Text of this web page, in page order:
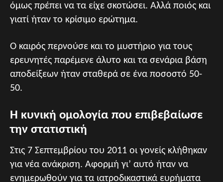
όμως πρέπει να τα είχε σκοτώσει. Αλλά ποιός και
γιατί ήταν το κρίσιμο ερώτημα.
Ο καιρός περνούσε και το μυστήριο για τους
ερευνητές παρέμενε άλυτο και τα σενάρια βάση
αποδείξεων ήταν σταθερά σε ένα ποσοστό 50-
50.
Η κυνική ομολογία που επιβεβαίωσε
την στατιστική
Στις 7 Σεπτεμβρίου του 2011 οι γονείς κλήθηκαν
για νέα ανάκριση. Αφορμή γι’ αυτό ήταν να
ενημερωθούν για τα ιατροδικαστικά ευρήματα